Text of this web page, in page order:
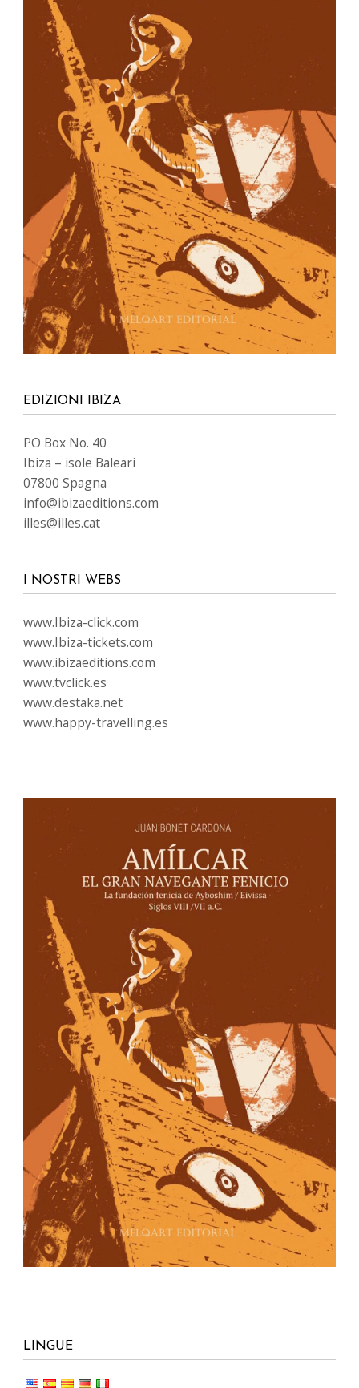
EDIZIONI IBIZA
PO Box No. 40
Ibiza – isole Baleari
07800 Spagna
info@ibizaeditions.com
illes@illes.cat
I NOSTRI WEBS
www.Ibiza-click.com
www.Ibiza-tickets.com
www.ibizaeditions.com
www.tvclick.es
www.destaka.net
www.happy-travelling.es
LINGUE